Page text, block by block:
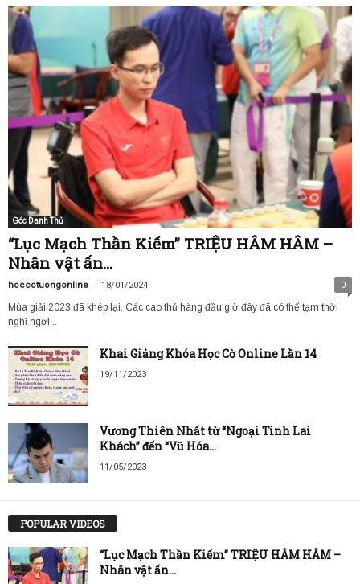
Góc Danh Thủ
“Lục Mạch Thần Kiếm” TRIỆU HÂM HÂM –
Nhân vật ấn...
hoccotuongonline - 18/01/2024 0
Mùa giải 2023 đã khép lại. Các cao thủ hàng đầu giờ đây đã có thể tạm thời
nghỉ ngơi...
Khai Giảng Khóa Học Cờ Online Lần 14
19/11/2023
Vương Thiên Nhất từ “Ngoại Tinh Lai
Khách” đến “Vũ Hóa...
11/05/2023
POPULAR VIDEOS
“Lục Mạch Thần Kiếm” TRIỆU HÂM HÂM –
Nhân vật ấn...